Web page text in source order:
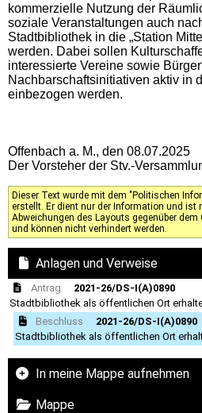
kommerzielle Nutzung der
soziale Veranstaltungen auch
Stadtbibliothek in die „Station
werden. Dabei sollen
interessierte Vereine sowie
Nachbarschaftsinitiativen aktiv in
einbezogen werden.
Offenbach a. M., den 08.07.2025
Der Vorsteher der Stv.-
Dieser Text wurde mit dem "Politischen
erstellt. Er dient nur der Information und ist
Abweichungen des Layouts gegenüber
und können nicht verhindert werden.
Anlagen und Verweise
Antrag
2021-26/DS-I(A)0890
Stadtbibliothek als öffentlichen Ort
Beschluss
2021-26/DS-I(A)0890
Stadtbibliothek als öffentlichen Ort
In meine Mappe aufnehmen
Mappe